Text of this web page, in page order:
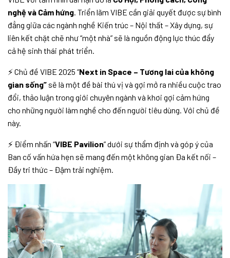
nghệ và Cảm hứng. Triển lãm VIBE cần giải quyết được sự bình
đẳng giữa các ngành nghề Kiến trúc – Nội thất – Xây dựng, sự
liên kết chặt chẽ như “một nhà” sẽ là nguồn động lực thúc đẩy
cả hệ sinh thái phát triển.
⚡ Chủ đề VIBE 2025 “Next in Space – Tương lai của không
gian sống” sẽ là một đề bài thú vị và gợi mở ra nhiều cuộc trao
đổi, thảo luận trong giới chuyên ngành và khơi gợi cảm hứng
cho những người làm nghề cho đến người tiêu dùng. Với chủ đề
này.
⚡ Điểm nhấn “VIBE Pavilion” dưới sự thẩm định và góp ý của
Ban cố vấn hứa hẹn sẽ mang đến một không gian Đa kết nối –
Đầy tri thức – Đậm trải nghiệm.